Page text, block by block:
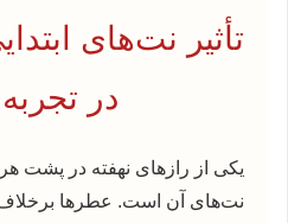
تأثیر نت‌های
در
یکی از رازهای نهفته در پشت
نت‌های آن است. عطرها